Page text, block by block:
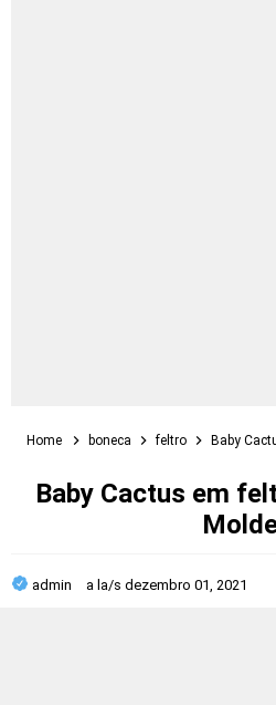
Home boneca feltro Baby
Baby Cactus em
admin a la/s dezembro 01, 2021